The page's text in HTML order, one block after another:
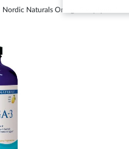
Nordic Naturals Omega 3 w płynie